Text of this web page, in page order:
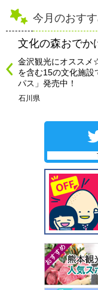
今月のおすす
文化の森おでか
金沢観光にオスス
を含む15の文化施設
パス」発売中！
石川県